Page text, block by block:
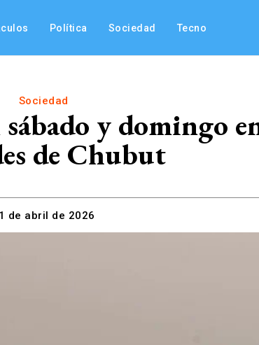
Política Sociedad Tecno
Sociedad
y domingo
de Chubut
de abril de 2026